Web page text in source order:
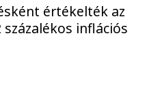
értékelték az
inflációs